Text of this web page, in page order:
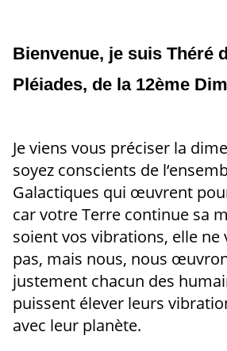
Bienvenue, je suis Théré
Pléiades, de la 12ème
Je viens vous préciser la
soyez conscients de
Galactiques qui œuvrent
car votre Terre continue sa
soient vos vibrations, elle ne
pas, mais nous, nous
justement chacun des
puissent élever leurs
avec leur planète.